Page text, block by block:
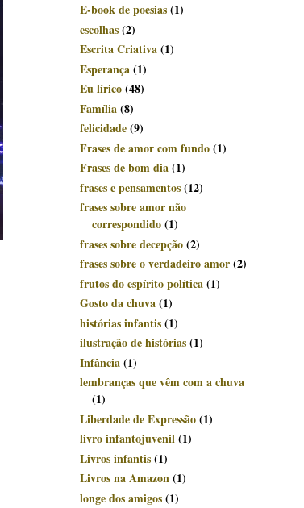
E-book de poesias(1)
escolhas(2)
Escrita Criativa(1)
Esperança(1)
Eu lírico(48)
Família(8)
felicidade(9)
Frases de amor com fundo(1)
Frases de bom dia(1)
frases e pensamentos(12)
frases sobre amor não
correspondido(1)
frases sobre decepção(2)
frases sobre o verdadeiro amor(2)
frutos do espírito política(1)
Gosto da chuva(1)
histórias infantis(1)
ilustração de histórias(1)
Infância(1)
lembranças que vêm com a chuva
(1)
Liberdade de Expressão(1)
livro infantojuvenil(1)
Livros infantis(1)
Livros na Amazon(1)
longe dos amigos(1)